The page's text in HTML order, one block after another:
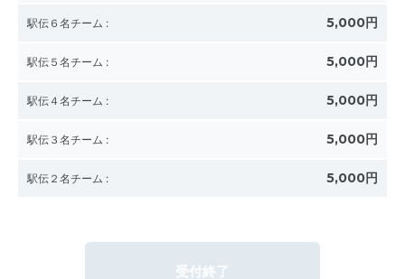
駅伝６名チーム : 5,000円
駅伝５名チーム : 5,000円
駅伝４名チーム : 5,000円
駅伝３名チーム : 5,000円
駅伝２名チーム : 5,000円
受付終了